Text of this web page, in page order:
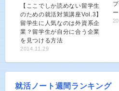
【ここでしか読めない留学生
のための就活対策講座Vol.3】
留学生に人気なのは外資系企
業？留学生が自分に合う企業
を見つける方法
2014.11.29
就活ノート週間ランキング